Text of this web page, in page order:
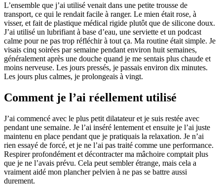
L’ensemble que j’ai utilisé venait dans une petite trousse de
transport, ce qui le rendait facile à ranger. Le mien était rose, à
visser, et fait de plastique médical rigide plutôt que de silicone doux.
J’ai utilisé un lubrifiant à base d’eau, une serviette et un podcast
calme pour ne pas trop réfléchir à tout ça. Ma routine était simple. Je
visais cinq soirées par semaine pendant environ huit semaines,
généralement après une douche quand je me sentais plus chaude et
moins nerveuse. Les jours pressés, je passais environ dix minutes.
Les jours plus calmes, je prolongeais à vingt.
Comment je l’ai réellement utilisé
J’ai commencé avec le plus petit dilatateur et je suis restée avec
pendant une semaine. Je l’ai inséré lentement et ensuite je l’ai juste
maintenu en place pendant que je pratiquais la relaxation. Je n’ai
rien essayé de forcé, et je ne l’ai pas traité comme une performance.
Respirer profondément et décontracter ma mâchoire comptait plus
que je ne l’avais prévu. Cela peut sembler étrange, mais cela a
vraiment aidé mon plancher pelvien à ne pas se battre aussi
durement.